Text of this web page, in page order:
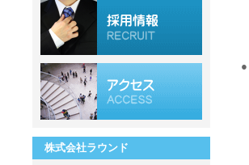
●
株式会社ラウンド